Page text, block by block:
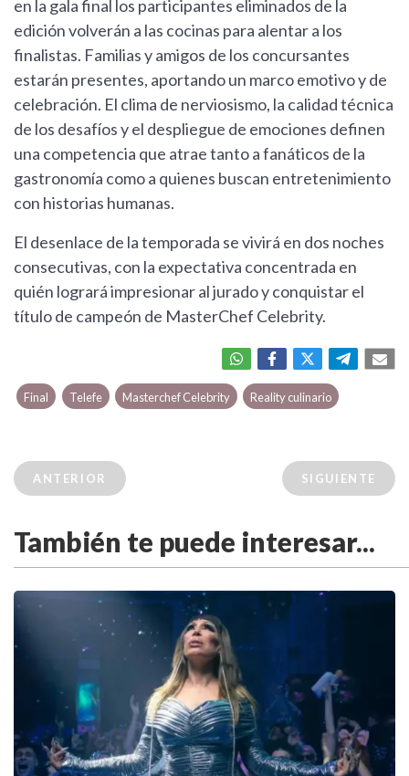
en la gala final los participantes eliminados de la
edición volverán a las cocinas para alentar a los
finalistas. Familias y amigos de los concursantes
estarán presentes, aportando un marco emotivo y de
celebración. El clima de nerviosismo, la calidad técnica
de los desafíos y el despliegue de emociones definen
una competencia que atrae tanto a fanáticos de la
gastronomía como a quienes buscan entretenimiento
con historias humanas.
El desenlace de la temporada se vivirá en dos noches
consecutivas, con la expectativa concentrada en
quién logrará impresionar al jurado y conquistar el
título de campeón de MasterChef Celebrity.
Final Telefe Masterchef Celebrity Reality culinario
ANTERIOR SIGUIENTE
También te puede interesar...